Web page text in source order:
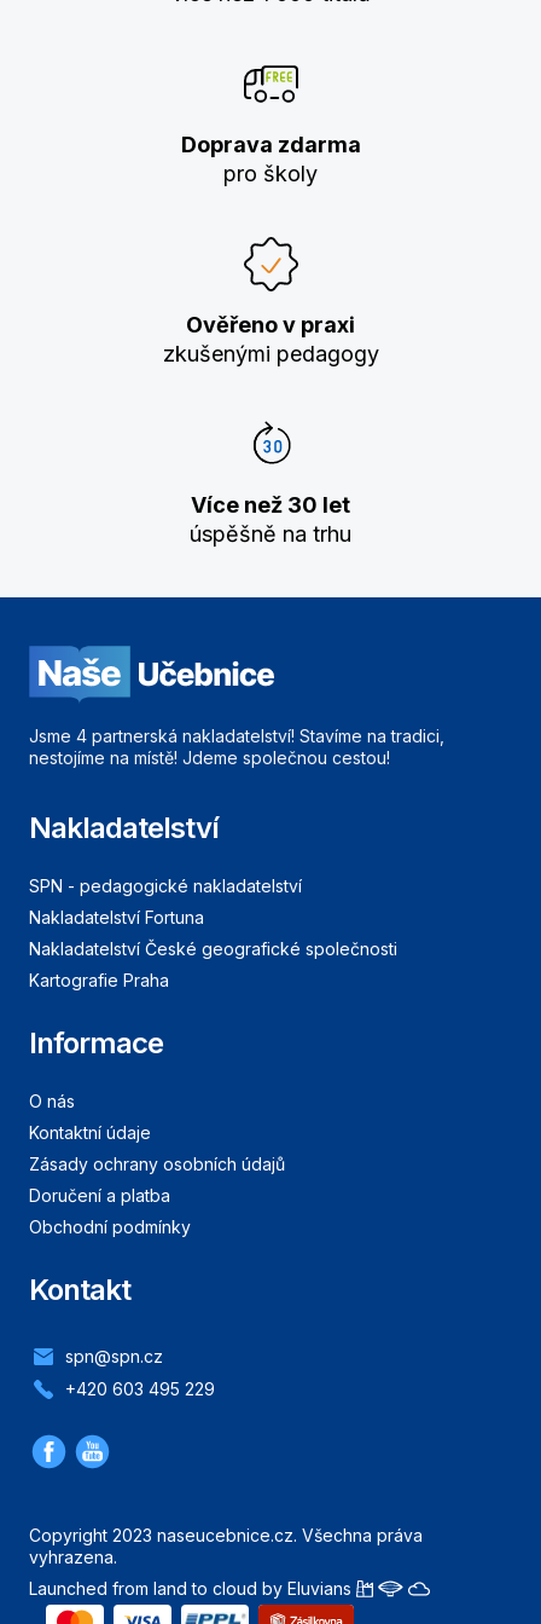
Doprava zdarma
pro školy
Ověřeno v praxi
zkušenými pedagogy
Více než 30 let
úspěšně na trhu
Jsme 4 partnerská nakladatelství! Stavíme na tradici,
nestojíme na místě! Jdeme společnou cestou!
Nakladatelství
SPN - pedagogické nakladatelství
Nakladatelství Fortuna
Nakladatelství České geografické společnosti
Kartografie Praha
Informace
O nás
Kontaktní údaje
Zásady ochrany osobních údajů
Doručení a platba
Obchodní podmínky
Kontakt
spn@spn.cz
+420 603 495 229
Copyright 2023 naseucebnice.cz. Všechna práva
vyhrazena.
Launched from land to cloud by Eluvians